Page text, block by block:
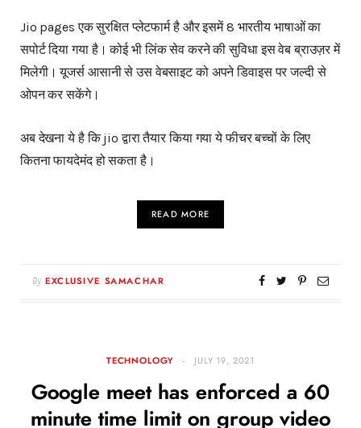
Jio pages एक सुरक्षित प्लेटफार्म है और इसमें 8 भारतीय भाषाओं का
सपोर्ट दिया गया है। कोई भी लिंक सेव करने की सुविधा इस वेब ब्राउज़र में
मिलेगी। यूजर्स आसानी से उस वेबसाइट को अपने डिवाइस पर जल्दी से
ओपन कर सकेंगे।
अब देखना ये है कि jio द्वारा तैयार किया गया ये फीचर बच्चों के लिए
कितना फायदेमंद हो सकता है।
READ MORE
By EXCLUSIVE SAMACHAR
TECHNOLOGY JULY 19, 2021
Google meet has enforced a 60
minute time limit on group video